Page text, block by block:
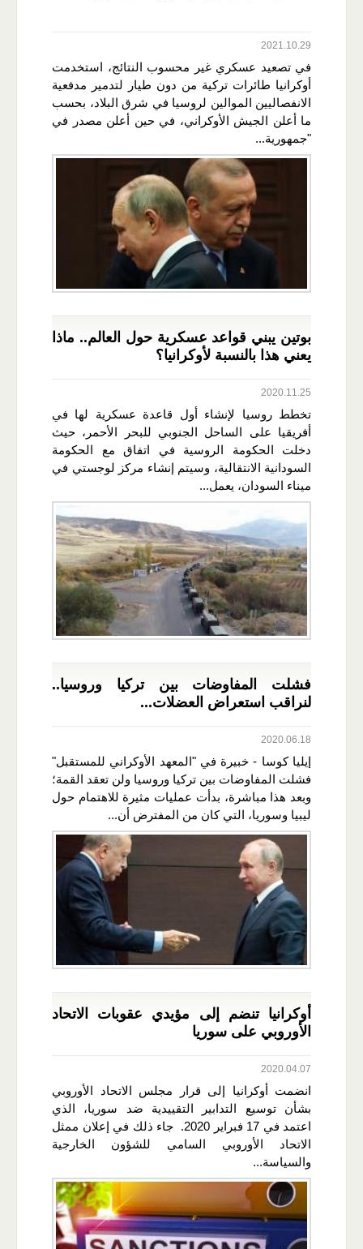
2021.10.29
في تصعيد عسكري غير محسوب النتائج، استخدمت
أوكرانيا طائرات تركية من دون طيار لتدمير مدفعية
الانفصاليين الموالين لروسيا في شرق البلاد، بحسب
ما أعلن الجيش الأوكراني، في حين أعلن مصدر في
"جمهورية...
بوتين يبني قواعد عسكرية حول العالم.. ماذا
يعني هذا بالنسبة لأوكرانيا؟
2020.11.25
تخطط روسيا لإنشاء أول قاعدة عسكرية لها في
أفريقيا على الساحل الجنوبي للبحر الأحمر، حيث
دخلت الحكومة الروسية في اتفاق مع الحكومة
السودانية الانتقالية، وسيتم إنشاء مركز لوجستي في
ميناء السودان، يعمل...
فشلت المفاوضات بين تركيا وروسيا..
لنراقب استعراض العضلات...
2020.06.18
إيليا كوسا - خبيرة في "المعهد الأوكراني للمستقبل"
فشلت المفاوضات بين تركيا وروسيا ولن تعقد القمة؛
وبعد هذا مباشرة، بدأت عمليات مثيرة للاهتمام حول
ليبيا وسوريا، التي كان من المفترض أن...
أوكرانيا تنضم إلى مؤيدي عقوبات الاتحاد
الأوروبي على سوريا
2020.04.07
انضمت أوكرانيا إلى قرار مجلس الاتحاد الأوروبي
بشأن توسيع التدابير التقييدية ضد سوريا، الذي
اعتمد في 17 فبراير 2020. جاء ذلك في إعلان ممثل
الاتحاد الأوروبي السامي للشؤون الخارجية
والسياسة...